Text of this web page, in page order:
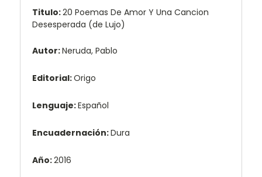
Titulo:20 Poemas De Amor Y Una Cancion
Desesperada (de Lujo)
Autor:Neruda, Pablo
Editorial:Origo
Lenguaje:Español
Encuadernación:Dura
Año:2016